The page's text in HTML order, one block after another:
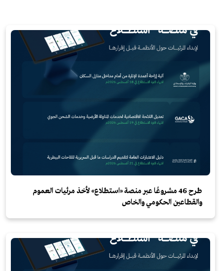
طرح 46 مشروعًا عبر منصة «استطلاع» لأخذ مرئيات العموم
والقطاعين الحكومي والخاص